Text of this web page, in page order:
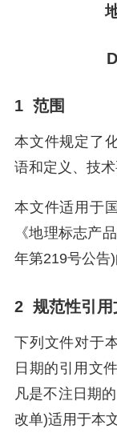
1 范围
本文件规定了
语和定义、技
本文件适用于
《地理标志产
年第219号公告)
2 规范性引用
下列文件对于
日期的引用文
凡是不注日期
改单)适用于本文